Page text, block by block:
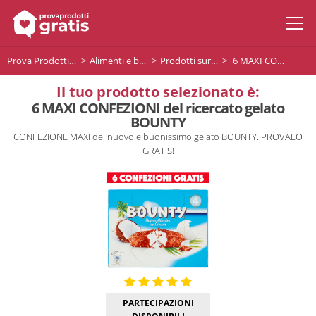
Prova Prodotti Gratis Alimenti e bevande Prodotti surgelati 6 MAXI CONFEZIONI del ricercato gelato BOUNTY
Il tuo prodotto selezionato è:
6 MAXI CONFEZIONI del ricercato gelato
BOUNTY
CONFEZIONE MAXI del nuovo e buonissimo gelato BOUNTY. PROVALO
GRATIS!
PARTECIPAZIONI